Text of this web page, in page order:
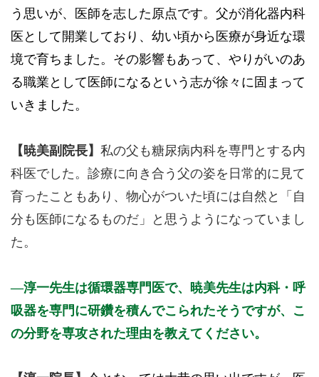
う思いが、医師を志した原点です。父が消化器内科
医として開業しており、幼い頃から医療が身近な環
境で育ちました。その影響もあって、やりがいのあ
る職業として医師になるという志が徐々に固まって
いきました。
【暁美副院長】 私の父も糖尿病内科を専門とする内
科医でした。診療に向き合う父の姿を日常的に見て
育ったこともあり、物心がついた頃には自然と「自
分も医師になるものだ」と思うようになっていまし
た。
淳一先生は循環器専門医で、暁美先生は内科・呼
吸器を専門に研鑽を積んでこられたそうですが、こ
の分野を専攻された理由を教えてください。